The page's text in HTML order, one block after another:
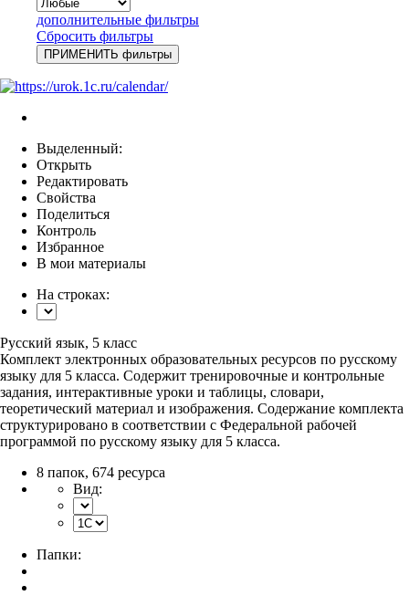
дополнительные фильтры
Сбросить фильтры
Выделенный:
Открыть
Редактировать
Свойства
Поделиться
Контроль
Избранное
В мои материалы
На строках:
Русский язык, 5 класс
Комплект электронных образовательных ресурсов по русскому
языку для 5 класса. Содержит тренировочные и контрольные
задания, интерактивные уроки и таблицы, словари,
теоретический материал и изображения. Содержание комплекта
структурировано в соответствии с Федеральной рабочей
программой по русскому языку для 5 класса.
8 папок, 674 ресурса
Вид:
Папки: